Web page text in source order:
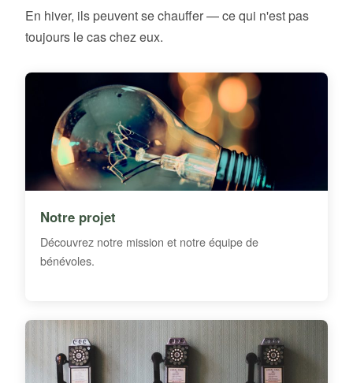
En hiver, ils peuvent se chauffer — ce qui n'est pas
toujours le cas chez eux.
Notre projet
Découvrez notre mission et notre équipe de
bénévoles.